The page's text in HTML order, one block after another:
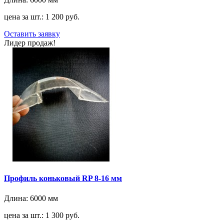
цена за шт.: 1 200 руб.
Оставить заявку
Лидер продаж!
Профиль коньковый RP 8-16 мм
Длина: 6000 мм
цена за шт.: 1 300 руб.